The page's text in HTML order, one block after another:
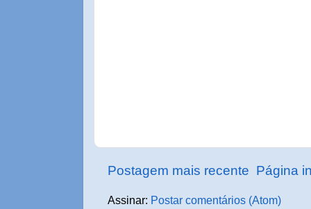
Postagem mais recente Página
Assinar: Postar comentários (Atom)